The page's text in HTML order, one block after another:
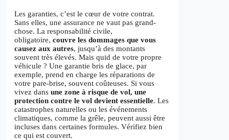
Les garanties, c’est le cœur de votre contrat.
Sans elles, une assurance ne vaut pas grand-
chose. La responsabilité civile,
obligatoire, couvre les dommages que vous
causez aux autres, jusqu’à des montants
souvent très élevés. Mais quid de votre propre
véhicule ? Une garantie bris de glace, par
exemple, prend en charge les réparations de
votre pare-brise, souvent coûteuses. Si vous
vivez dans une zone à risque de vol, une
protection contre le vol devient essentielle. Les
catastrophes naturelles ou les événements
climatiques, comme la grêle, peuvent aussi être
incluses dans certaines formules. Vérifiez bien
ce qui est couvert.